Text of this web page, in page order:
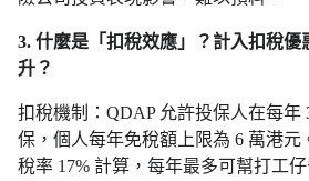
3. 什麼是「扣稅效應」？計入扣稅
升？
扣稅機制：QDAP 允許投保人在每年
保，個人每年免稅額上限為 6 萬港元
稅率 17% 計算，每年最多可幫打工